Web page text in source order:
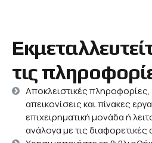
τις
Αποκλειστικές πληροφορίες,
απεικονίσεις και πίνακες
επιχειρηματική μονάδα ή
ανάλογα με τις διαφορετικές